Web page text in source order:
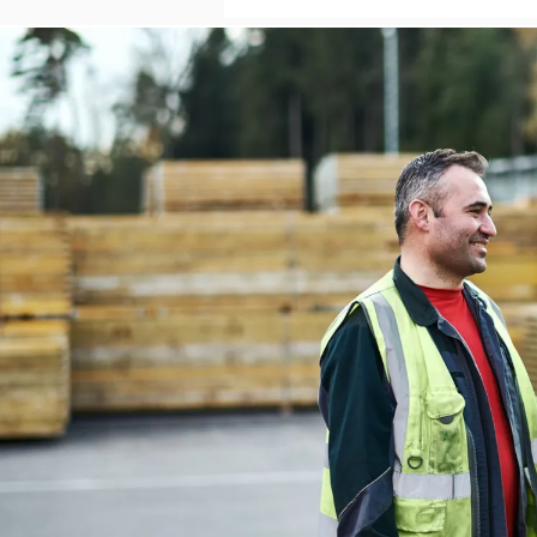
Gewicht
Belastung
Variante PEP Ergo D
Technische Daten
Abmessungen